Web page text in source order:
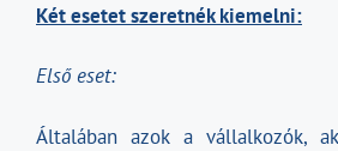
Két esetet szeretnék kiemelni:
Első eset:
Általában azok a vállalkozók,